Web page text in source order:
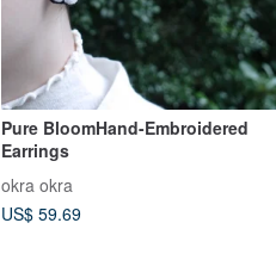
Pure BloomHand-Embroidered
Earrings
okra okra
US$ 59.69